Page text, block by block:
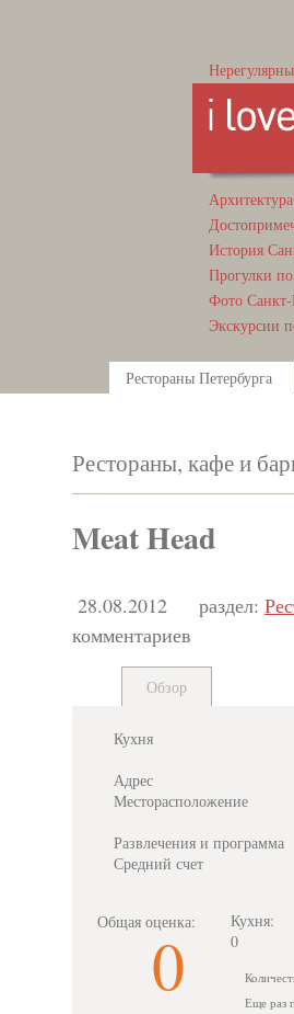
История
Прогулки
Фото Санкт-
Экскурсии
Рестораны Петербурга
Рестораны, кафе и
Meat Head
28.08.2012 раздел:
комментариев
Обзор
Кухня
Адрес
Месторасположение
Развлечения и программа
Средний счет
Общая оценка:
0
Кухня:
0
Еще раз